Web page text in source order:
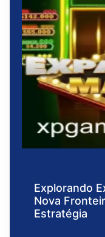
Explorando
Nova
Estratégia